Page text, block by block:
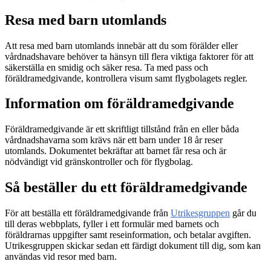
Resa med barn utomlands
Att resa med barn utomlands innebär att du som förälder eller
vårdnadshavare behöver ta hänsyn till flera viktiga faktorer för att
säkerställa en smidig och säker resa. Ta med pass och
föräldramedgivande, kontrollera visum samt flygbolagets regler.
Information om föräldramedgivande
Föräldramedgivande är ett skriftligt tillstånd från en eller båda
vårdnadshavarna som krävs när ett barn under 18 år reser
utomlands. Dokumentet bekräftar att barnet får resa och är
nödvändigt vid gränskontroller och för flygbolag.
Så beställer du ett föräldramedgivande
För att beställa ett föräldramedgivande från Utrikesgruppen går du
till deras webbplats, fyller i ett formulär med barnets och
föräldrarnas uppgifter samt reseinformation, och betalar avgiften.
Utrikesgruppen skickar sedan ett färdigt dokument till dig, som kan
användas vid resor med barn.